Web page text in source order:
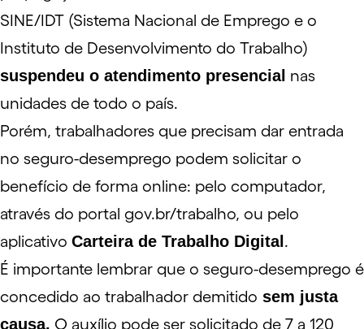
SINE/IDT (Sistema Nacional de Emprego e o
Instituto de Desenvolvimento do Trabalho)
suspendeu o atendimento presencial nas
unidades de todo o país.
Porém, trabalhadores que precisam dar entrada
no seguro-desemprego podem solicitar o
benefício de forma online: pelo computador,
através do portal gov.br/trabalho, ou pelo
aplicativo Carteira de Trabalho Digital .
É importante lembrar que o seguro-desemprego é
concedido ao trabalhador demitido sem justa
causa. O auxílio pode ser solicitado de 7 a 120